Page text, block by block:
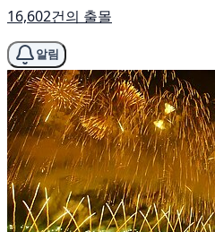
16,602건의 출몰
알림